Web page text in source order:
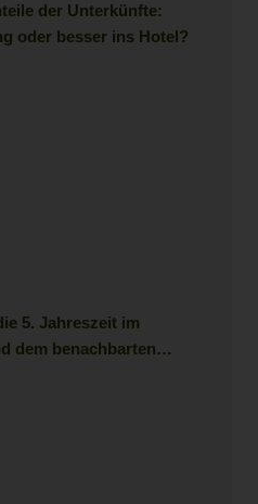
der Unterkünfte:
oder besser ins Hotel?
5. Jahreszeit im
dem benachbarten